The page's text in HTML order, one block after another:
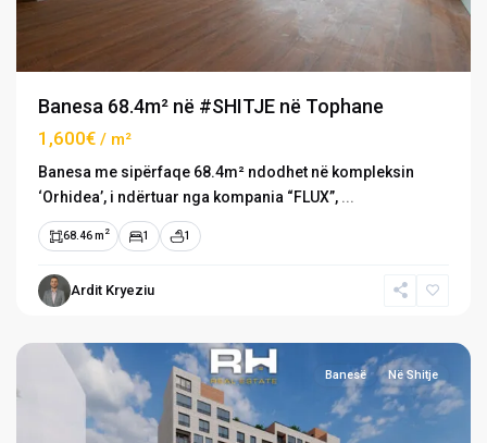
Banesa 68.4m² në #SHITJE në Tophane
1,600€ / m²
Banesa me sipërfaqe 68.4m² ndodhet në kompleksin
‘Orhidea’, i ndërtuar nga kompania “FLUX”, ...
68.46 m 2 1 1
Ardit Kryeziu
Tophane,
Banesë Në Shitje